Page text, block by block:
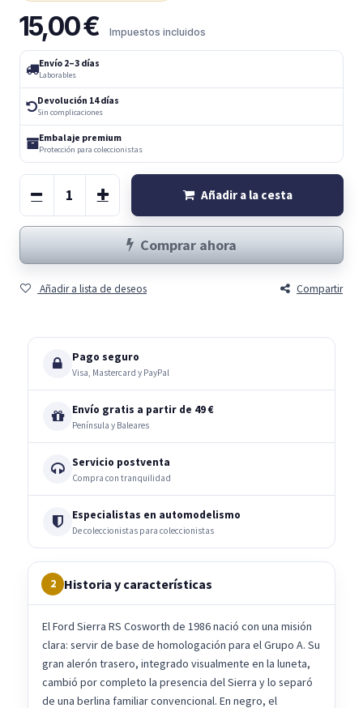
15,00€ Impuestos incluidos
Envío 2–3 días
Laborables
Devolución 14 días
Sin complicaciones
Embalaje premium
Protección para coleccionistas
Añadir a la cesta
Comprar ahora
Añadir a lista de deseos Compartir
Pago seguro
Visa, Mastercard y PayPal
Envío gratis a partir de 49 €
Península y Baleares
Servicio postventa
Compra con tranquilidad
Especialistas en automodelismo
De coleccionistas para coleccionistas
2 Historia y características
El Ford Sierra RS Cosworth de 1986 nació con una misión
clara: servir de base de homologación para el Grupo A. Su
gran alerón trasero, integrado visualmente en la luneta,
cambió por completo la presencia del Sierra y lo separó
de una berlina familiar convencional. En negro, el